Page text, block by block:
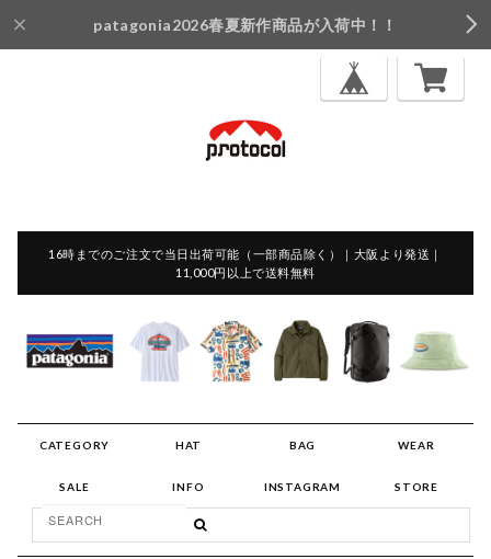
patagonia2026春夏新作商品が入荷中！！
16時までのご注文で当日出荷可能（一部商品除く）｜大阪より発送｜
11,000円以上で送料無料
CATEGORY HAT BAG WEAR
SALE INFO INSTAGRAM STORE